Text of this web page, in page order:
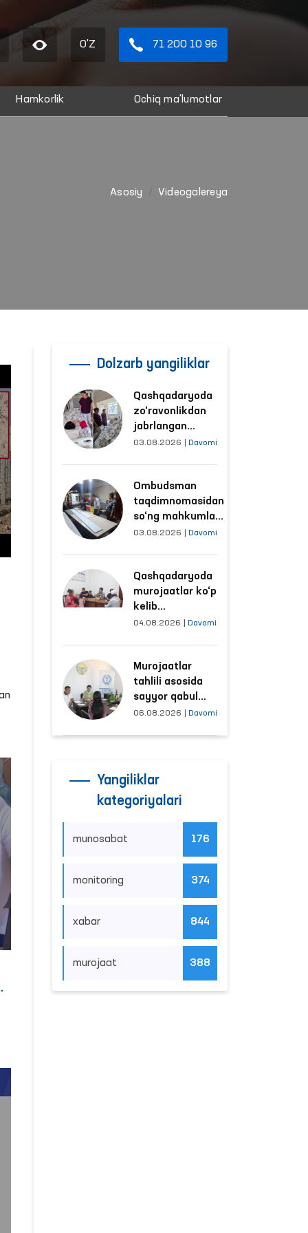
O'Z 71 200 10 96
Hamkorlik Ochiq ma'lumotlar
Asosiy Videogalereya
Dolzarb yangiliklar
Qashqadaryoda
zo‘ravonlikdan
jabrlangan
ayolning holati
o‘rganildi
03.08.2026 Davomi
Ombudsman
taqdimnomasidan
so‘ng mahkumlar
mehnat
sharoitlar
yaxshilandi
03.08.2026 Davomi
Qashqadaryoda
murojaatlar ko‘p
kelib
tushayotgan
yo‘lga qo‘yildi
04.08.2026 Davomi
Murojaatlar
tahlili asosida
sayyor qabul
o‘tkaziladigan
06.08.2026 Davomi
Yangiliklar
kategoriyalari
munosabat 176
monitoring 374
xabar 844
murojaat 388